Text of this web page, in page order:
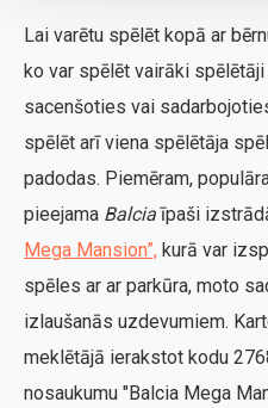
Lai varētu spēlēt kopā ar
ko var spēlēt vairāki
sacenšoties vai
spēlēt arī viena spēlētāja
padodas. Piemēram,
pieejama Balciaīpaši
Mega Mansion”, kurā var
spēles ar ar parkūra, moto
izlaušanās uzdevumiem.
meklētājā ierakstot kodu
nosaukumu "Balcia Mega